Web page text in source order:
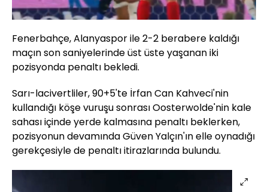
Fenerbahçe, Alanyaspor ile 2-2 berabere kaldığı
maçın son saniyelerinde üst üste yaşanan iki
pozisyonda penaltı bekledi.
Sarı-lacivertliler, 90+5'te İrfan Can Kahveci'nin
kullandığı köşe vuruşu sonrası Oosterwolde'nin kale
sahası içinde yerde kalmasına penaltı beklerken,
pozisyonun devamında Güven Yalçın'ın elle oynadığı
gerekçesiyle de penaltı itirazlarında bulundu.